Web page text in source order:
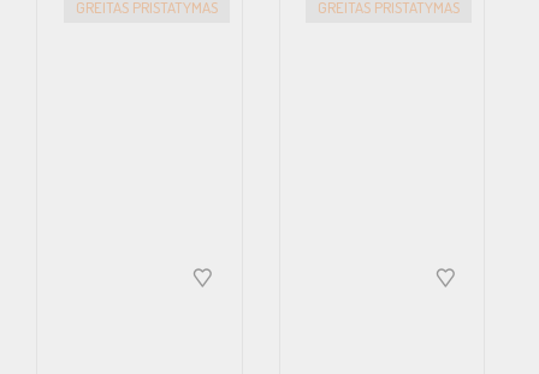
GREITAS PRISTATYMAS GREITAS PRISTATYMAS